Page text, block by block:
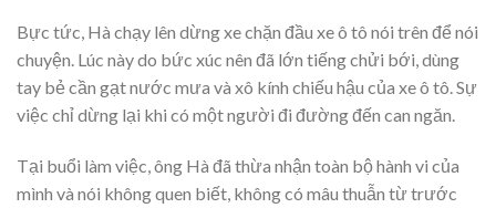
Bực tức, Hà chạy lên dừng xe chặn đầu xe ô tô nói trên để nói
chuyện. Lúc này do bức xúc nên đã lớn tiếng chửi bới, dùng
tay bẻ cần gạt nước mưa và xô kính chiếu hậu của xe ô tô. Sự
việc chỉ dừng lại khi có một người đi đường đến can ngăn.
Tại buổi làm việc, ông Hà đã thừa nhận toàn bộ hành vi của
mình và nói không quen biết, không có mâu thuẫn từ trước